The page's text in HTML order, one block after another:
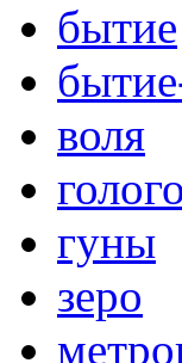
бытие
воля
гуны
зеро